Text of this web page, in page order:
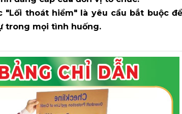
"Lối thoát hiểm" là yêu cầu bắt buộc
trong mọi tình huống.